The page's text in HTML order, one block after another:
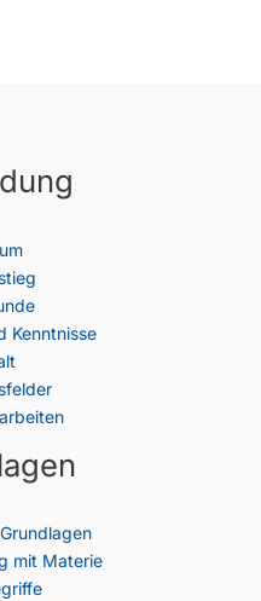
Kenntnisse
mit Materie